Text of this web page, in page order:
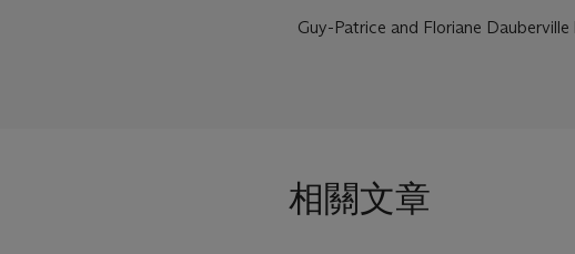
Guy-Patrice and Floriane
相關文章